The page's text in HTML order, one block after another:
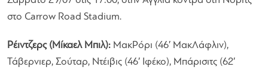
στο Carrow Road Stadium.
Ρέιντζερς (Μίκαελ Μπιλ): ΜακΡόρι (46′ ΜακΛάφλιν),
Τάβερνιερ, Σούταρ, Ντέιβις (46′ Ιφέκο), Μπάρισιτς (62′